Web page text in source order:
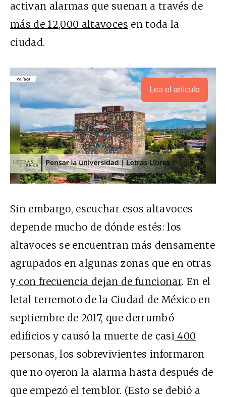
activan alarmas que suenan a través de
más de 12,000 altavoces en toda la
ciudad.
Lea el artículo
Sin embargo, escuchar esos altavoces
depende mucho de dónde estés: los
altavoces se encuentran más densamente
agrupados en algunas zonas que en otras
y con frecuencia dejan de funcionar. En el
letal terremoto de la Ciudad de México en
septiembre de 2017, que derrumbó
edificios y causó la muerte de casi 400
personas, los sobrevivientes informaron
que no oyeron la alarma hasta después de
que empezó el temblor. (Esto se debió a